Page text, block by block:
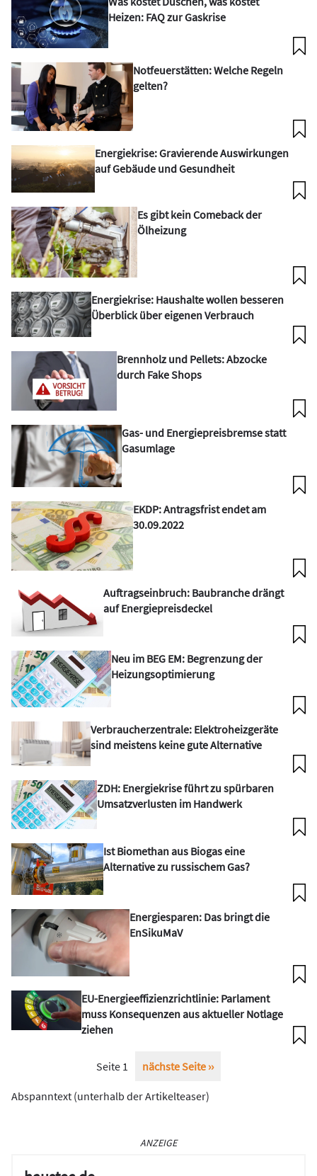
Heizen: FAQ zur Gaskrise
Notfeuerstätten: Welche Regeln
gelten?
Energiekrise: Gravierende Auswirkungen
auf Gebäude und Gesundheit
Es gibt kein Comeback der
Ölheizung
Energiekrise: Haushalte wollen besseren
Überblick über eigenen Verbrauch
Brennholz und Pellets: Abzocke
durch Fake Shops
Gas- und Energiepreisbremse statt
Gasumlage
EKDP: Antragsfrist endet am
30.09.2022
Auftragseinbruch: Baubranche drängt
auf Energiepreisdeckel
Neu im BEG EM: Begrenzung der
Heizungsoptimierung
Verbraucherzentrale: Elektroheizgeräte
sind meistens keine gute Alternative
ZDH: Energiekrise führt zu spürbaren
Umsatzverlusten im Handwerk
Ist Biomethan aus Biogas eine
Alternative zu russischem Gas?
Energiesparen: Das bringt die
EnSikuMaV
EU-Energieeffizienzrichtlinie: Parlament
muss Konsequenzen aus aktueller Notlage
ziehen
SeitennummerierungSeite 1
Nächste
nächste Seite ››
Abspanntext (unterhalb der Artikelteaser)
ANZEIGE